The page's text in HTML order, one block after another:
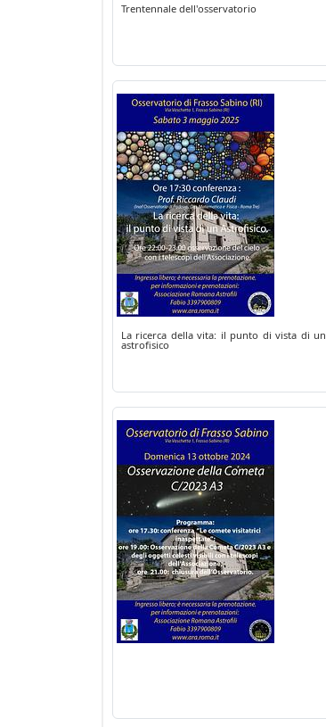
Trentennale dell'osservatorio
La ricerca della vita: il punto di vista di un
astrofisico